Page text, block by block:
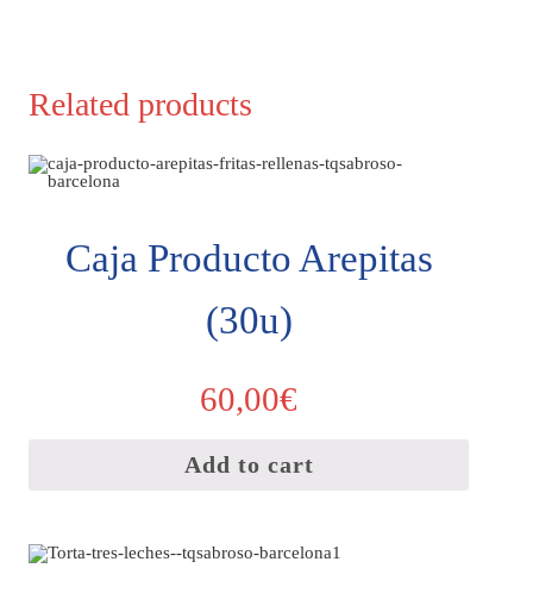
Related products
Caja Producto Arepitas
(30u)
60,00€
Add to cart